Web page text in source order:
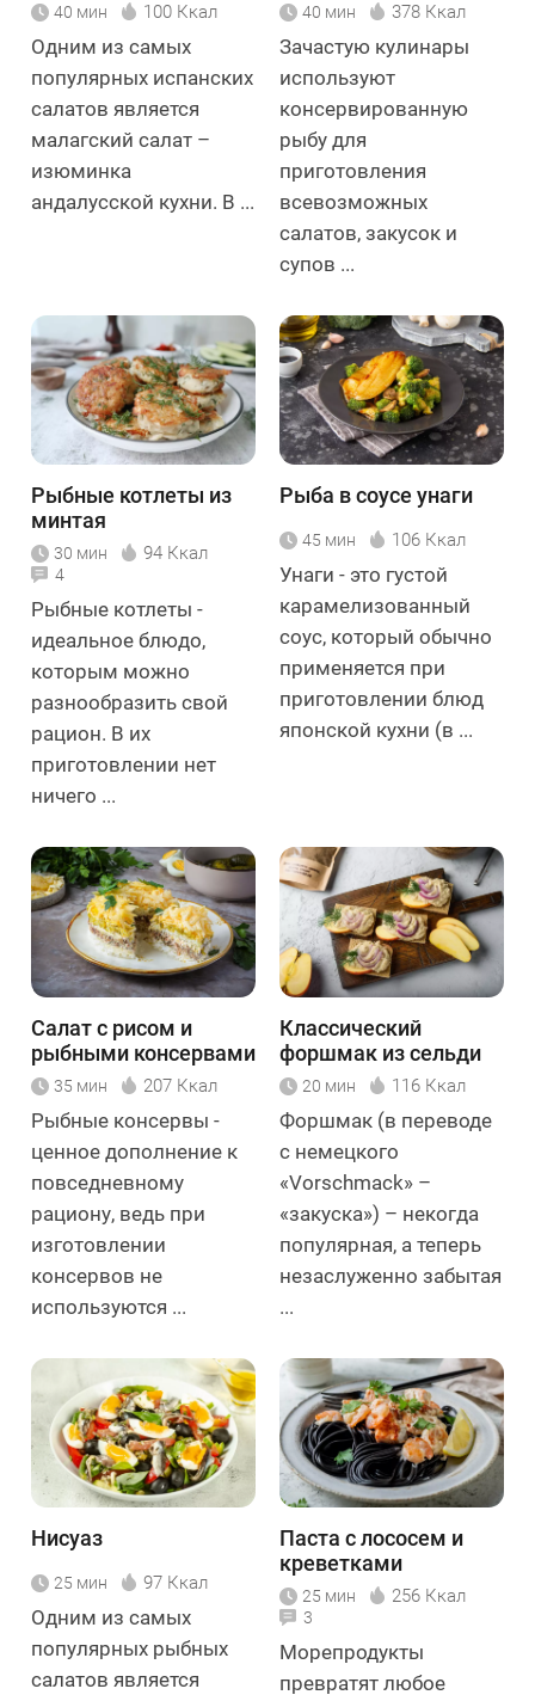
40 мин 100 Ккал
Одним из самых
популярных испанских
салатов является
малагский салат –
изюминка
андалусской кухни. В ...
40 мин 378 Ккал
Зачастую кулинары
используют
консервированную
рыбу для
приготовления
всевозможных
салатов, закусок и
супов ...
Рыбные котлеты из
минтая
30 мин 94 Ккал
4
Рыбные котлеты -
идеальное блюдо,
которым можно
разнообразить свой
рацион. В их
приготовлении нет
ничего ...
Рыба в соусе унаги
45 мин 106 Ккал
Унаги - это густой
карамелизованный
соус, который обычно
применяется при
приготовлении блюд
японской кухни (в ...
Салат с рисом и
рыбными консервами
35 мин 207 Ккал
Рыбные консервы -
ценное дополнение к
повседневному
рациону, ведь при
изготовлении
консервов не
используются ...
Классический
форшмак из сельди
20 мин 116 Ккал
Форшмак (в переводе
с немецкого
«Vorschmack» –
«закуска») – некогда
популярная, а теперь
незаслуженно забытая
...
Нисуаз
25 мин 97 Ккал
Одним из самых
популярных рыбных
салатов является
Паста с лососем и
креветками
25 мин 256 Ккал
3
Морепродукты
превратят любое